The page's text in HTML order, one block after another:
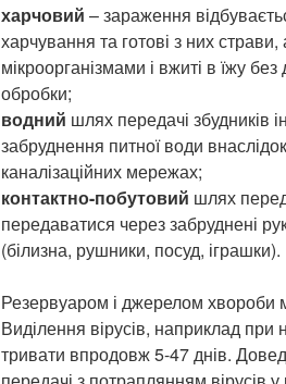
харчовий – зараження
харчування та готові з них
мікроорганізмами і вжиті в їжу без
обробки;
водний шлях передачі збудників
забруднення питної води
каналізаційних мережах;
контактно-побутовий шлях
передаватися через забруднені
(білизна, рушники, посуд, іграшки).
Резервуаром і джерелом хвороби
Виділення вірусів, наприклад при
тривати впродовж 5-47 днів.